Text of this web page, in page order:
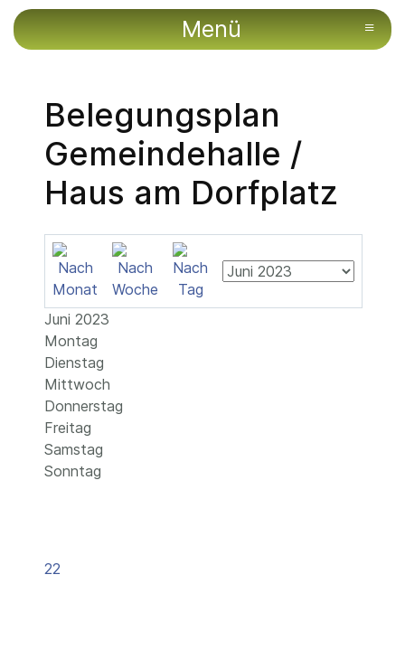
Menü ≡
Belegungsplan
Gemeindehalle /
Haus am Dorfplatz
Juni 2023
Montag
Dienstag
Mittwoch
Donnerstag
Freitag
Samstag
Sonntag
22